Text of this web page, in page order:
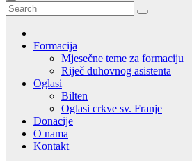
Formacija
Mjesečne teme za formaciju
Riječ duhovnog asistenta
Oglasi
Bilten
Oglasi crkve sv. Franje
Donacije
O nama
Kontakt